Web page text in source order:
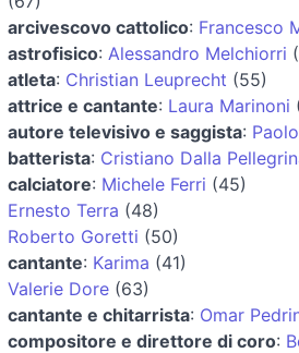
arcivescovo cattolico: Francesco
astrofisico: Alessandro Melchiorri
atleta: Christian Leuprecht (55)
attrice e cantante: Laura Marinoni
autore televisivo e saggista:
batterista: Cristiano Dalla
calciatore: Michele Ferri (45)
Ernesto Terra (48)
Roberto Goretti (50)
cantante: Karima (41)
Valerie Dore (63)
cantante e chitarrista: Omar
compositore e direttore di coro: